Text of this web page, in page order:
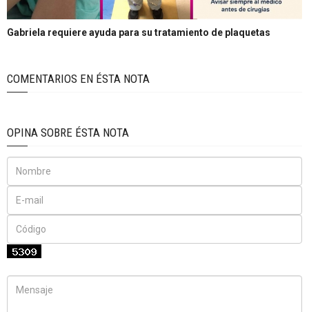
Gabriela requiere ayuda para su tratamiento de plaquetas
COMENTARIOS EN ÉSTA NOTA
OPINA SOBRE ÉSTA NOTA